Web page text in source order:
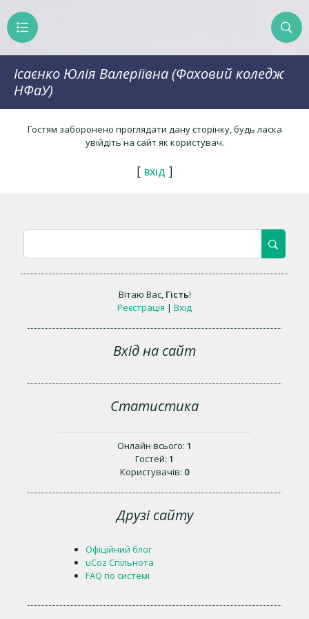
Ісаєнко Юлія Валеріївна (Фаховий коледж
НФаУ)
Гостям заборонено проглядати дану сторінку, будь ласка
увійдіть на сайт як користувач.
[ ВХІД ]
Вітаю Вас, Гість!
Реєстрація | Вхід
Вхід на сайт
Статистика
Онлайн всього: 1
Гостей: 1
Користувачів: 0
Друзі сайту
Офіційний блог
uCoz Спільнота
FAQ по системі